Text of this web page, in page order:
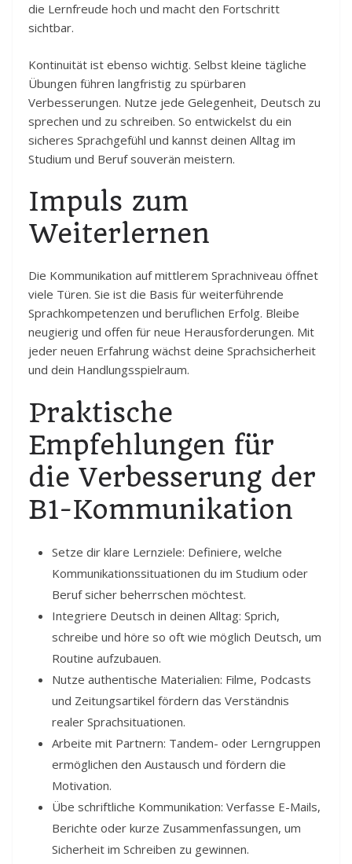
die Lernfreude hoch und macht den Fortschritt
sichtbar.
Kontinuität ist ebenso wichtig. Selbst kleine tägliche
Übungen führen langfristig zu spürbaren
Verbesserungen. Nutze jede Gelegenheit, Deutsch zu
sprechen und zu schreiben. So entwickelst du ein
sicheres Sprachgefühl und kannst deinen Alltag im
Studium und Beruf souverän meistern.
Impuls zum
Weiterlernen
Die Kommunikation auf mittlerem Sprachniveau öffnet
viele Türen. Sie ist die Basis für weiterführende
Sprachkompetenzen und beruflichen Erfolg. Bleibe
neugierig und offen für neue Herausforderungen. Mit
jeder neuen Erfahrung wächst deine Sprachsicherheit
und dein Handlungsspielraum.
Praktische
Empfehlungen für
die Verbesserung der
B1-Kommunikation
Setze dir klare Lernziele: Definiere, welche
Kommunikationssituationen du im Studium oder
Beruf sicher beherrschen möchtest.
Integriere Deutsch in deinen Alltag: Sprich,
schreibe und höre so oft wie möglich Deutsch, um
Routine aufzubauen.
Nutze authentische Materialien: Filme, Podcasts
und Zeitungsartikel fördern das Verständnis
realer Sprachsituationen.
Arbeite mit Partnern: Tandem- oder Lerngruppen
ermöglichen den Austausch und fördern die
Motivation.
Übe schriftliche Kommunikation: Verfasse E-Mails,
Berichte oder kurze Zusammenfassungen, um
Sicherheit im Schreiben zu gewinnen.